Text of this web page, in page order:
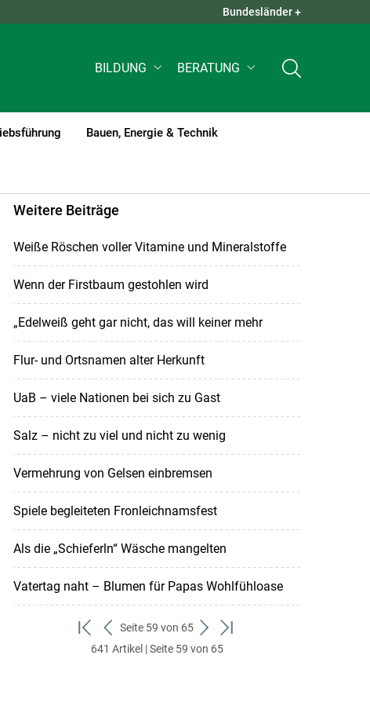
QUICK LINKS +
Bundesländer +
BILDUNG BERATUNG
Bauen, Energie & Technik
Weitere Beiträge
Weiße Röschen voller Vitamine und Mineralstoffe
Wenn der Firstbaum gestohlen wird
„Edelweiß geht gar nicht, das will keiner mehr
Flur- und Ortsnamen alter Herkunft
UaB – viele Nationen bei sich zu Gast
Salz – nicht zu viel und nicht zu wenig
Vermehrung von Gelsen einbremsen
Spiele begleiteten Fronleichnamsfest
Als die „Schieferln“ Wäsche mangelten
Vatertag naht – Blumen für Papas Wohlfühloase
zum
ersten
zurück
zum
Seite 59 von 65
weiter
zum
zum
641 Artikel | Seite 59 von 65